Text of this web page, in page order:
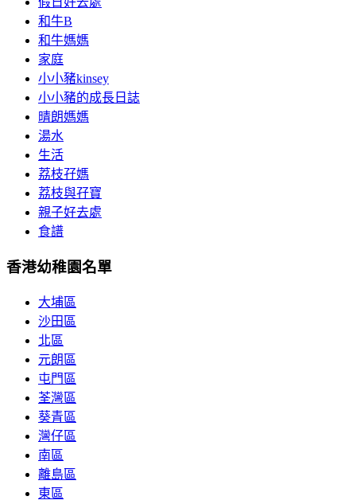
和牛B
和牛媽媽
家庭
小小豬kinsey
小小豬的成長日誌
晴朗媽媽
湯水
生活
荔枝孖媽
荔枝與孖寶
親子好去處
食譜
香港幼稚園名單
大埔區
沙田區
北區
元朗區
屯門區
荃灣區
葵青區
灣仔區
南區
離島區
東區